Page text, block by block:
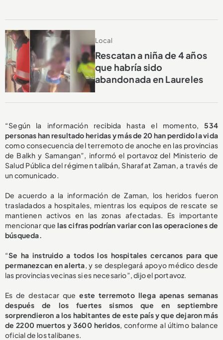
Local
Rescatan a niña de 4 años
que habría sido
abandonada en Laureles
“Según la información recibida hasta el momento,534
personas han resultado heridas y más de 20 han perdido la vida
como consecuencia del terremoto de anoche en las provincias
de Balkh y Samangan”, informó el portavoz del Ministerio de
Salud Pública del régimen talibán, Sharafat Zaman, a través de
un comunicado.
De acuerdo a la información de Zaman, los heridos fueron
trasladados a hospitales, mientras los equipos de rescate se
mantienen activos en las zonas afectadas. Es importante
mencionar que las cifras podrían variar con las operaciones de
búsqueda.
“Se ha instruido a todos los hospitales cercanos para que
permanezcan en alerta , y se desplegará apoyo médico desde
las provincias vecinas si es necesario”, dijo el portavoz.
Es de destacar queeste terremoto llega apenas semanas
después de los fuertes sismos que en septiembre
sorprendieron a los habitantes de este país y que dejaron más
de 2200 muertos y 3600 heridos , conforme al último balance
oficial de los talibanes.